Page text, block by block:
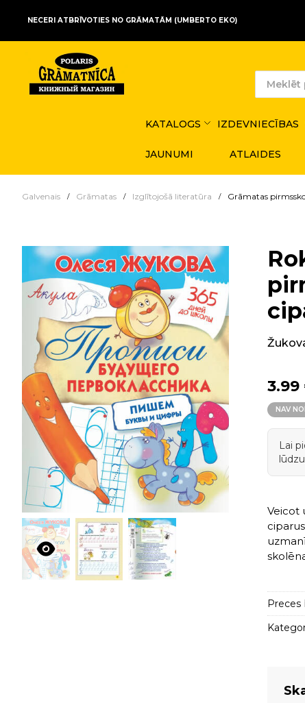
NECERI ATBRĪVOTIES NO GRĀMATĀM (UMBERTO EKO)
KATALOGS IZDEVNIECĪBAS
JAUNUMI ATLAIDES
Galvenais Grāmatas Izglītojošā literatūra Grāmatas
3.99
NAV
Lai
Veicot
Preces